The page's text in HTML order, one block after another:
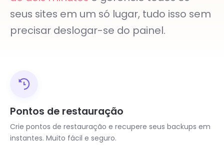
seus sites em um só lugar, tudo isso sem
precisar deslogar-se do painel.
Pontos de restauração
Crie pontos de restauração e recupere seus backups em
instantes. Muito fácil e seguro.